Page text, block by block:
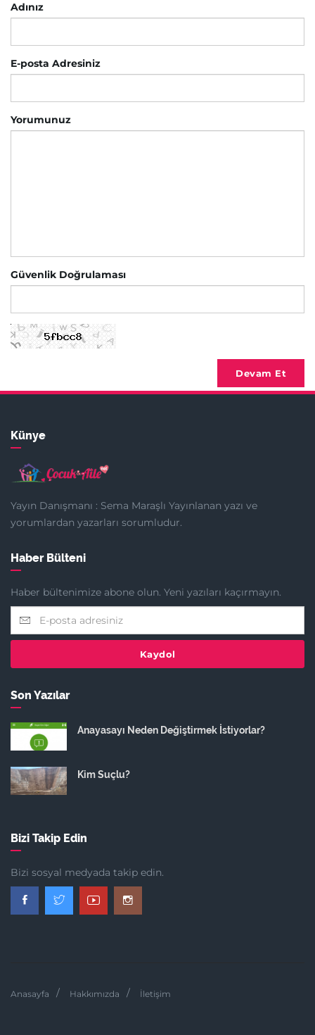
Adınız
E-posta Adresiniz
Yorumunuz
Güvenlik Doğrulaması
Devam Et
Künye
Yayın Danışmanı : Sema Maraşlı Yayınlanan yazı ve
yorumlardan yazarları sorumludur.
Haber Bülteni
Haber bültenimize abone olun. Yeni yazıları kaçırmayın.
Kaydol
Son Yazılar
Anayasayı Neden Değiştirmek İstiyorlar?
Kim Suçlu?
Bizi Takip Edin
Bizi sosyal medyada takip edin.
Anasayfa Hakkımızda İletişim